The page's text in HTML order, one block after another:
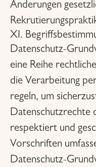
Änderungen
XI.
Datenschutz-
eine Reihe
die Verarbeitung
regeln, um
Datenschutzrechte
respektiert und
Vorschriften
Datenschutz-